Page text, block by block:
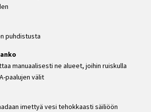
puhdistusta
manuaalisesti ne alueet, joihin ruiskulla
paalujen välit
imettyä vesi tehokkaasti säiliöön